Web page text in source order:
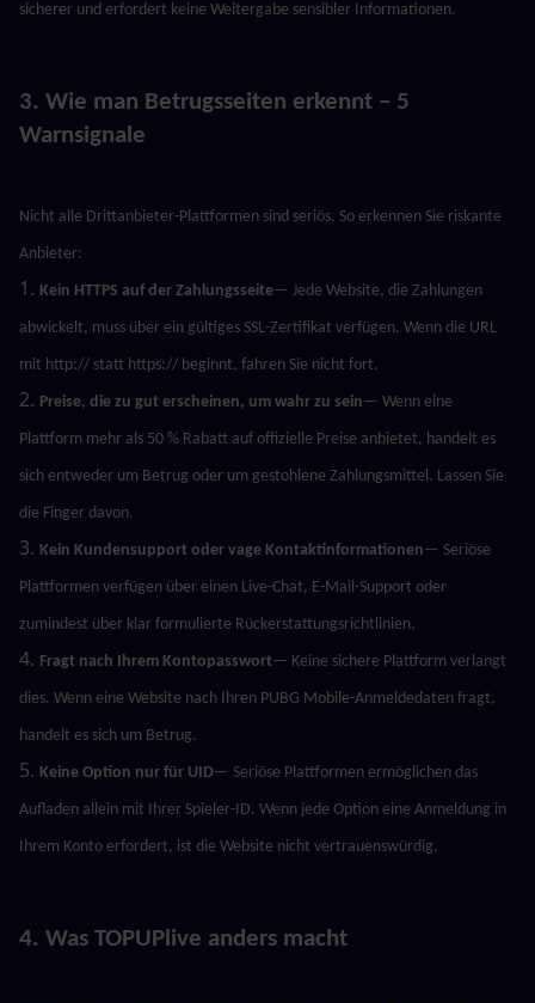
sicherer und erfordert keine Weitergabe sensibler Informationen.
3. Wie man Betrugsseiten erkennt – 5
Warnsignale
Nicht alle Drittanbieter-Plattformen sind seriös. So erkennen Sie riskante
Anbieter:
1. Kein HTTPS auf der Zahlungsseite— Jede Website, die Zahlungen
abwickelt, muss über ein gültiges SSL-Zertifikat verfügen. Wenn die URL
mit http:// statt https:// beginnt, fahren Sie nicht fort.
2. Preise, die zu gut erscheinen, um wahr zu sein— Wenn eine
Plattform mehr als 50 % Rabatt auf offizielle Preise anbietet, handelt es
sich entweder um Betrug oder um gestohlene Zahlungsmittel. Lassen Sie
die Finger davon.
3. Kein Kundensupport oder vage Kontaktinformationen— Seriöse
Plattformen verfügen über einen Live-Chat, E-Mail-Support oder
zumindest über klar formulierte Rückerstattungsrichtlinien.
4. Fragt nach Ihrem Kontopasswort— Keine sichere Plattform verlangt
dies. Wenn eine Website nach Ihren PUBG Mobile-Anmeldedaten fragt,
handelt es sich um Betrug.
5. Keine Option nur für UID— Seriöse Plattformen ermöglichen das
Aufladen allein mit Ihrer Spieler-ID. Wenn jede Option eine Anmeldung in
Ihrem Konto erfordert, ist die Website nicht vertrauenswürdig.
4. Was TOPUPlive anders macht